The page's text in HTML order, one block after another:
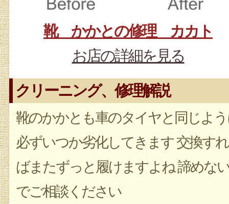
靴 かかとの修理 カカト
お店の詳細を見る
クリーニング、修理解説
靴のかかとも車のタイヤと同じよ
必ずいつか劣化してきます 交換すれ
ばまたずっと履けますよね 諦めな
でご相談ください